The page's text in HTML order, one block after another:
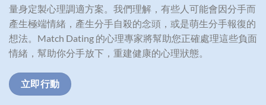
量身定製心理調適方案。我們理解，有些人可能會因分手而
產生極端情緒，產生分手自殺的念頭，或是萌生分手報復的
想法。Match Dating 的心理專家將幫助您正確處理這些負面
情緒，幫助你分手放下，重建健康的心理狀態。
立即行動